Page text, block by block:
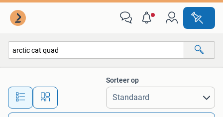
Alle afstanden…
Sorteer op